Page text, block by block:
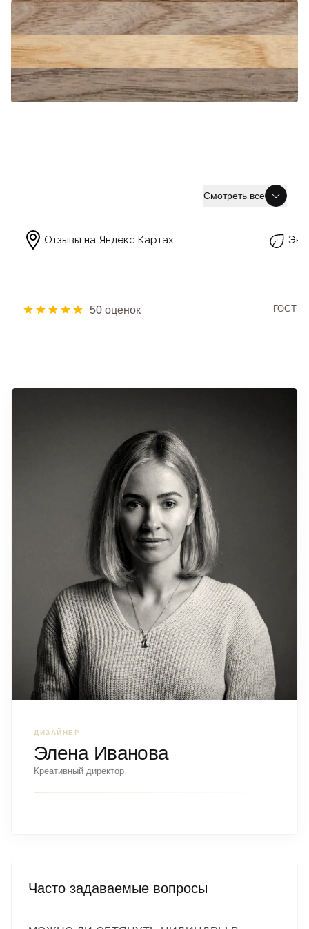
Смотреть все
Отзывы на Яндекс Картах
50 оценок ГОСТ
ДИЗАЙНЕР
Элена Иванова
Креативный директор
Часто задаваемые вопросы